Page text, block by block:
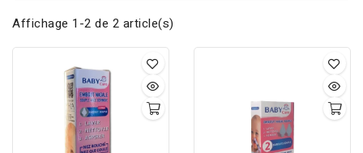
Affichage 1-2 de 2 article(s)